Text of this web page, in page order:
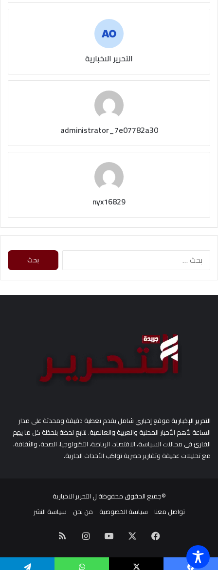
التحرير الاخبارية
administrator_7e07782a30
nyx16829
ث
التحرير الإخباريةموقع إخباري شامل يقدم تغطية دقيقة ومحدثة على مدار
الساعة لأهم الأخبار المحلية والعربية والعالمية. نتابع لحظة بلحظة كل ما يهم
القارئ في مجالات السياسة، الاقتصاد، الرياضة، التكنولوجيا، الصحة، والثقافة،
مع تحليلات عميقة وتقارير حصرية تواكب الأحداث الجارية.
©جميع الحقوق محفوظة ل التحرير الاخبارية
تواصل معنا
سياسة الخصوصية من نحن سياسة النشر
فيسبوك ‫YouTube انستقرام
الموقع